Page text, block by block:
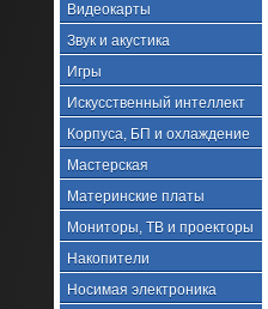
Видеокарты
Звук и акустика
Игры
Искусственный интеллект
Корпуса, БП и охлаждение
Мастерская
Материнские платы
Мониторы, ТВ и проекторы
Накопители
Носимая электроника